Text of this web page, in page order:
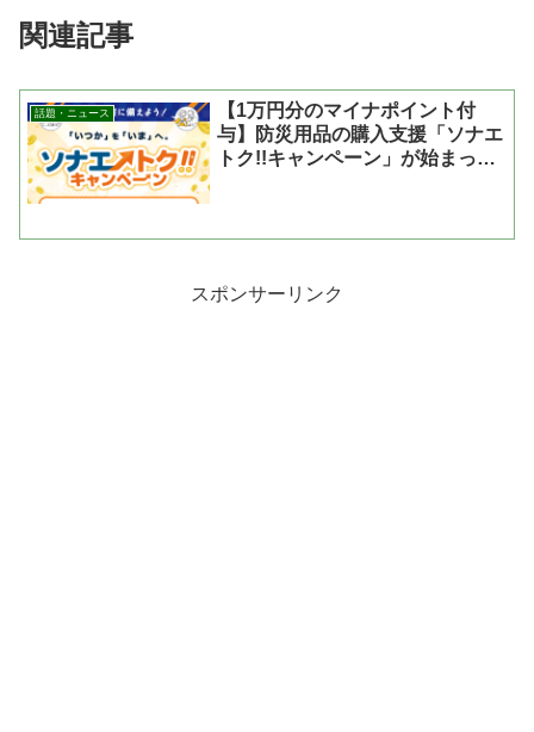
関連記事
話題・ニュース
【1万円分のマイナポイント付
与】防災用品の購入支援「ソナエ
トク!!キャンペーン」が始まった
スポンサーリンク